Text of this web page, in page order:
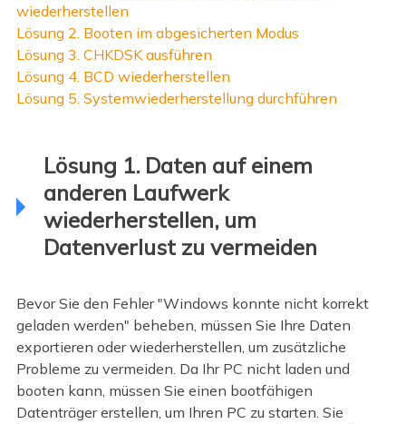
wiederherstellen
Lösung 2. Booten im abgesicherten Modus
Lösung 3. CHKDSK ausführen
Lösung 4. BCD wiederherstellen
Lösung 5. Systemwiederherstellung durchführen
Lösung 1. Daten auf einem
anderen Laufwerk
wiederherstellen, um
Datenverlust zu vermeiden
Bevor Sie den Fehler "Windows konnte nicht korrekt
geladen werden" beheben, müssen Sie Ihre Daten
exportieren oder wiederherstellen, um zusätzliche
Probleme zu vermeiden. Da Ihr PC nicht laden und
booten kann, müssen Sie einen bootfähigen
Datenträger erstellen, um Ihren PC zu starten. Sie